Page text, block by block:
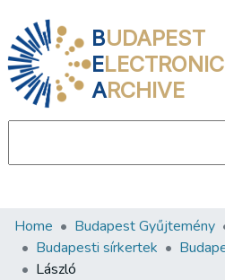
BUDAPEST
ELECTRONIC
ARCHIVE
Communities & Collections
All of DSpace
Home Budapest Gyűjtemény
Budapesti sírkertek
László